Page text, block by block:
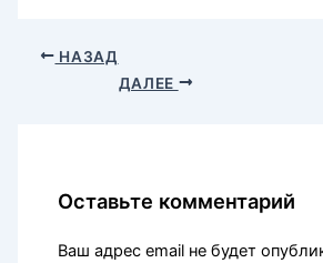
НАЗАД
ДАЛЕЕ
Оставьте комментарий
Ваш адрес email не будет